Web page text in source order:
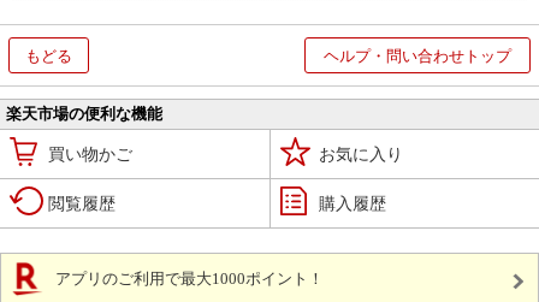
もどる ヘルプ・問い合わせトップ
楽天市場の便利な機能
買い物かご お気に入り
閲覧履歴 購入履歴
アプリのご利用で最大1000ポイント！